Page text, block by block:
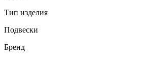
Тип изделия
Подвески
Бренд